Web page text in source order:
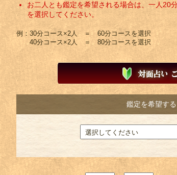
お二人とも鑑定を希望される場合は、一人20
を選択してください。
例：30分コース×2人 ＝ 60分コースを選択
40分コース×2人 ＝ 80分コースを選択
鑑定を希望す